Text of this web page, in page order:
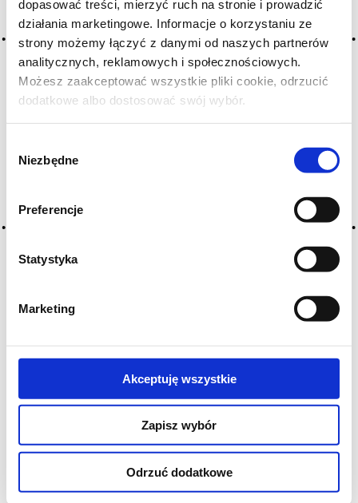
dopasować treści, mierzyć ruch na stronie i prowadzić
działania marketingowe. Informacje o korzystaniu ze
strony możemy łączyć z danymi od naszych partnerów
analitycznych, reklamowych i społecznościowych.
Możesz zaakceptować wszystkie pliki cookie, odrzucić
dodatkowe albo dostosować swój wybór.
zgody
Niezbędne
Preferencje
Statystyka
Marketing
Akceptuję wszystkie
Zapisz wybór
Odrzuć dodatkowe
Czy masz ukończone 18 lat?
Bardzo dobrym wyborem będzie wołowina z sosem,
jagnięcina, dziczyzna albo dania z truflą. Pernanno
Riserva ma taninę, kwaskowość, czerwony owoc, nuty
ziół, przypraw i ziemi, więc dobrze odnajduje się przy
głębszych, bardziej aromatycznych daniach. Klasycznie
piemoncko: trufle, dojrzewający ser, ragù i spokojna
kolacja bez pośpiechu.
ZOBACZ TAKŻE